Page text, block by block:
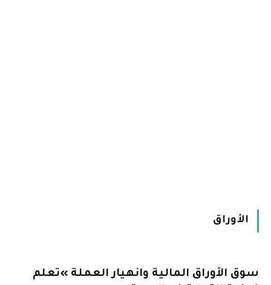
الأوراق
سوق الأوراق المالية وانهيار العملة »تعلم